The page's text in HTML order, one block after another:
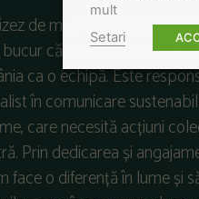
de mulți ani această
că putem comunica
ca o echipă. Este
în comunicare
care necesită acțiuni
Prin dedicarea și
face o diferență în lume și
mult
Setari